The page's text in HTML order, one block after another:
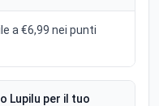
a €6,99 nei punti
Lupilu per il tuo